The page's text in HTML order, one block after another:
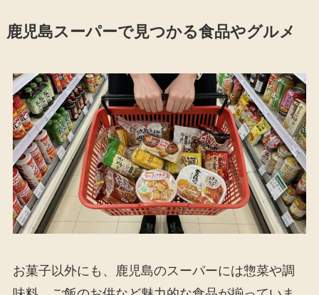
鹿児島スーパーで見つかる食品やグルメ
お菓子以外にも、鹿児島のスーパーには惣菜や調